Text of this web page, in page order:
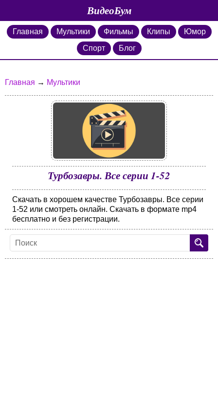
ВидеоБум
Главная Мультики Фильмы Клипы
Юмор
Спорт
Блог
Главная → Мультики
Турбозавры. Все серии 1-52
Скачать в хорошем качестве Турбозавры. Все серии
1-52 или смотреть онлайн. Скачать в формате mp4
бесплатно и без регистрации.